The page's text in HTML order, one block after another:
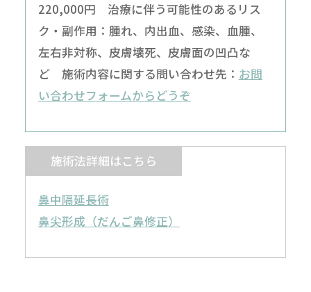
220,000円 治療に伴う可能性のあるリス
ク・副作用：腫れ、内出血、感染、血腫、
左右非対称、皮膚壊死、皮膚面の凹凸な
ど 施術内容に関する問い合わせ先： お問
い合わせフォームからどうぞ
施術法詳細はこちら
鼻中隔延長術
鼻尖形成（だんご鼻修正）